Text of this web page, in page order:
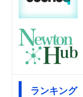
ランキング